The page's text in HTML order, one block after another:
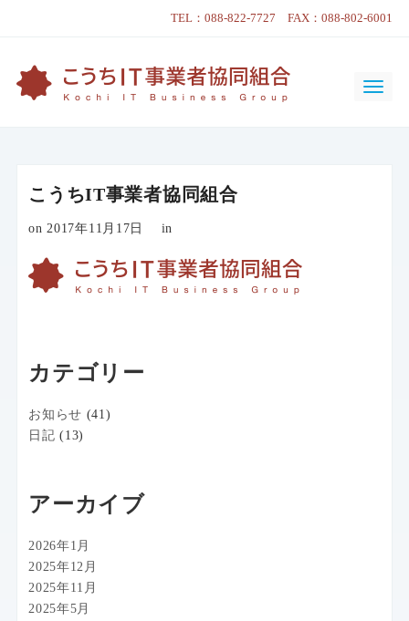
TEL：088-822-7727 FAX：088-802-6001
こうちIT事業者協同組合
on 2017年11月17日 in
カテゴリー
お知らせ (41)
日記 (13)
アーカイブ
2026年1月
2025年12月
2025年11月
2025年5月